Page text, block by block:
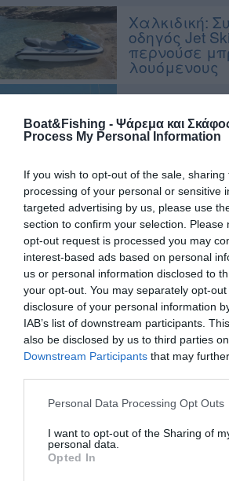
Boat&Fishing - Ψάρεμα και
Process My Personal Information
If you wish to opt-out of the sale,
processing of your personal or sensitive
targeted advertising by us, please use
section to confirm your selection. Please
opt-out request is processed you may
interest-based ads based on personal
us or personal information disclosed to
your opt-out. You may separately opt-
disclosure of your personal information
IAB’s list of downstream participants.
also be disclosed by us to third parties
Downstream Participants that may
Personal Data Processing Opt Outs
I want to opt-out of the Sharing of
personal data.
Opted In
Χαλκιδική:
οδηγός Jet
περνούσε
λουόμενους
Πάρκινγκ
αλλάζει με
- πρόστιμα
Σημαντικές
τη RAFNAR
MAGNA
ΕΟΦΣ
αποστολή
MAZZIENA
Πειραιάς: Η
αναβαθμίζει
κατάστημα
Μεθυσμένος
στα Χανιά